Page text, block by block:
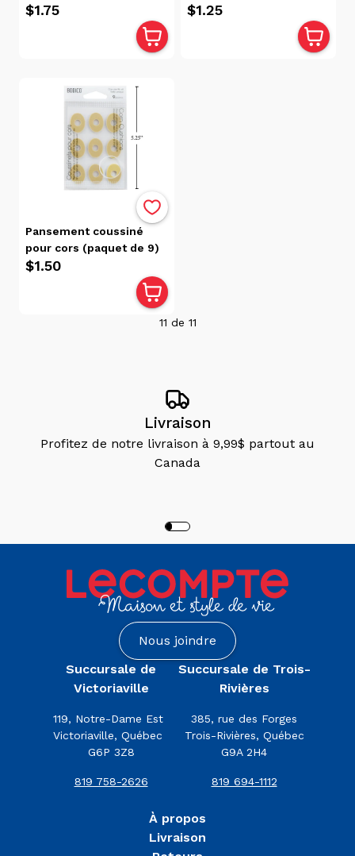
$1.75 $1.25
Pansement coussiné
pour cors (paquet de 9)
$1.50
11 de 11
Livraison
Profitez de notre livraison à 9,99$ partout au
Canada
Nous joindre
Succursale de
Victoriaville
119, Notre-Dame Est
Victoriaville, Québec
G6P 3Z8
819 758-2626
Succursale de Trois-
Rivières
385, rue des Forges
Trois-Rivières, Québec
G9A 2H4
819 694-1112
À propos
Livraison